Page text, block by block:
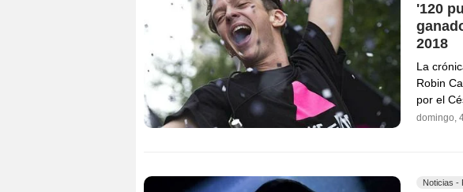
'120
2018
La
Robin
por el
domingo,
Noticias -